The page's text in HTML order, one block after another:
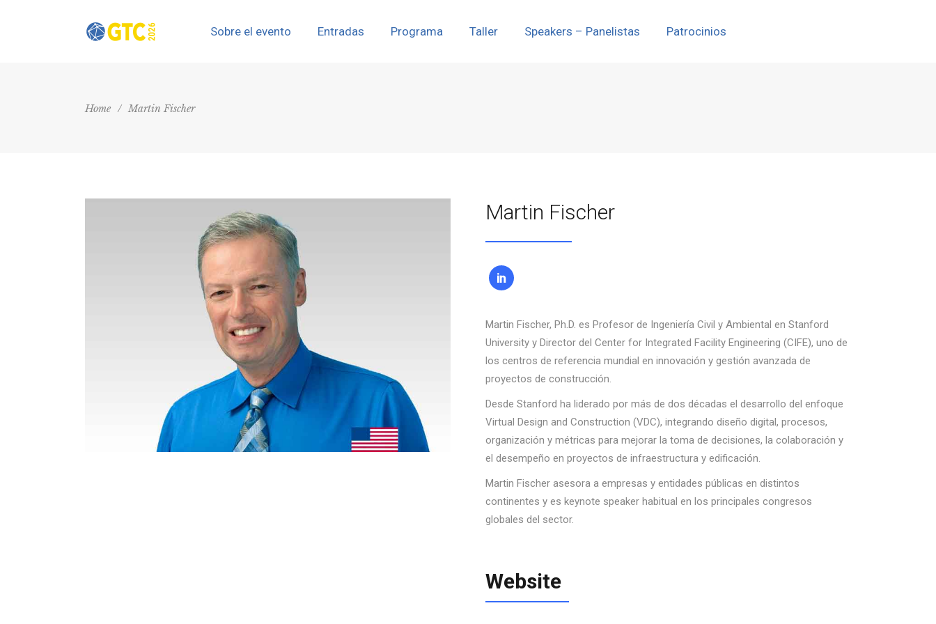
Sobre el evento Entradas Programa Taller Speakers – Panelistas Patrocinios
Home / Martin Fischer
Martin Fischer
Martin Fischer, Ph.D. es Profesor de Ingeniería Civil y Ambiental en Stanford
University y Director del Center for Integrated Facility Engineering (CIFE), uno de
los centros de referencia mundial en innovación y gestión avanzada de
proyectos de construcción.
Desde Stanford ha liderado por más de dos décadas el desarrollo del enfoque
Virtual Design and Construction (VDC), integrando diseño digital, procesos,
organización y métricas para mejorar la toma de decisiones, la colaboración y
el desempeño en proyectos de infraestructura y edificación.
Martin Fischer asesora a empresas y entidades públicas en distintos
continentes y es keynote speaker habitual en los principales congresos
globales del sector.
Website